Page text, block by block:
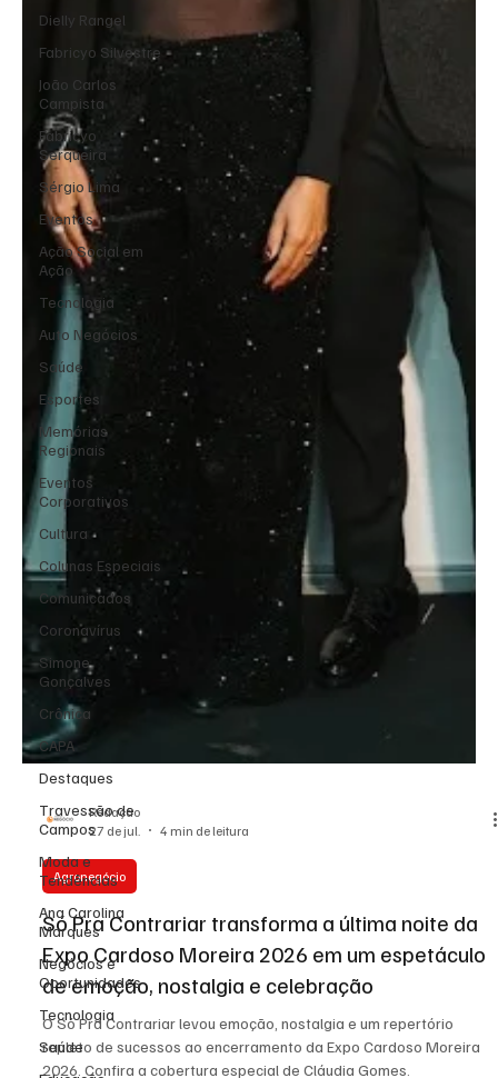
Dielly Rangel
Fabricyo Silvestre
João Carlos
Campista
Fabricyo
Serqueira
Sérgio Lima
Eventos
Ação Social em
Ação
Tecnologia
Auto Negócios
Saúde
Esportes
Memórias
Regionais
Eventos
Corporativos
Cultura
Colunas Especiais
Comunicados
Coronavírus
Simone
Gonçalves
Crônica
CAPA
Destaques
Travessão de
Campos
Moda e
Tendências
Ana Carolina
Marques
Negócios e
Oportunidades
Tecnologia
Saúde
Redação
Agronegócio